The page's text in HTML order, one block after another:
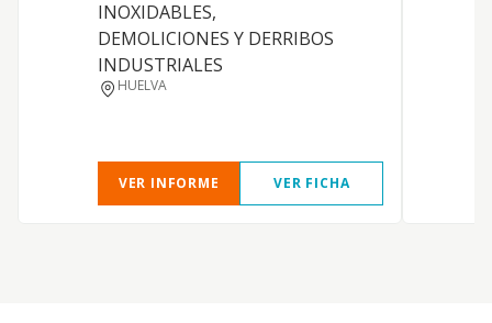
INOXIDABLES,
DEMOLICIONES Y DERRIBOS
INDUSTRIALES
HUELVA
VER INFORME VER FICHA